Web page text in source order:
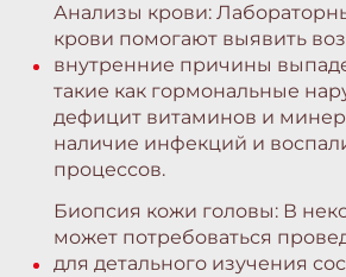
Анализы крови:
крови помогают выявить
внутренние причины
такие как гормональные
дефицит витаминов и
наличие инфекций и
процессов.
Биопсия кожи головы: В
может потребоваться
для детального изучения